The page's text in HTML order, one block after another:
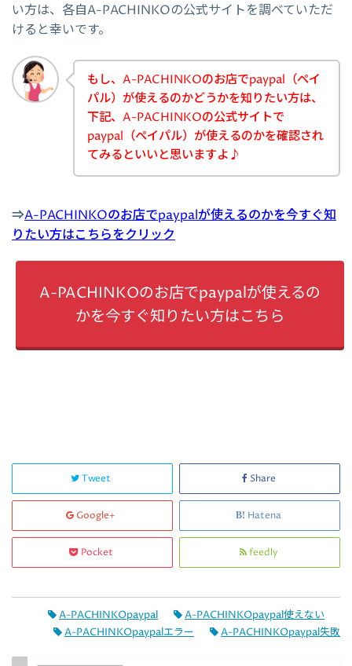
い方は、各自A-PACHINKOの公式サイトを調べていただ
けると幸いです。
もし、A-PACHINKOのお店でpaypal（ペイ
パル）が使えるのかどうかを知りたい方は、
下記、A-PACHINKOの公式サイトで
paypal（ペイパル）が使えるのかを確認され
てみるといいと思いますよ♪
⇒A-PACHINKOのお店でpaypalが使えるのかを今すぐ知
りたい方はこちらをクリック
A-PACHINKOのお店でpaypalが使えるの
かを今すぐ知りたい方はこちら
Tweet Share
Google+ Hatena
Pocket feedly
A-PACHINKOpaypal
A-PACHINKOpaypal使えない
A-PACHINKOpaypalエラー
A-PACHINKOpaypal失敗